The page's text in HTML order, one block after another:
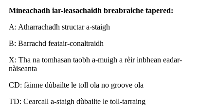
Mìneachadh iar-leasachaidh breabraiche tapered:
A: Atharrachadh structar a-staigh
B: Barrachd featair-conaltraidh
X: Tha na tomhasan taobh a-muigh a rèir inbhean eadar-
nàiseanta
CD: fàinne dùbailte le toll ola no groove ola
TD: Cearcall a-staigh dùbailte le toll-tarraing